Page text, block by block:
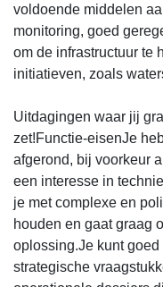
voldoende middelen
monitoring, goed
om de infrastructuur te
initiatieven, zoals
Uitdagingen waar jij
zet!Functie-eisenJe
afgerond, bij voorkeur
een interesse in
je met complexe en
houden en gaat graag
oplossing.Je kunt
strategische